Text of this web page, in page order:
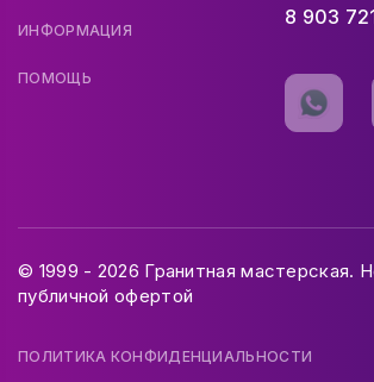
ИНФОРМАЦИЯ
ПОМОЩЬ
8 903
© 1999 - 2026 Гранитная мастерская.
публичной офертой
ПОЛИТИКА КОНФИДЕНЦИАЛЬНОСТИ